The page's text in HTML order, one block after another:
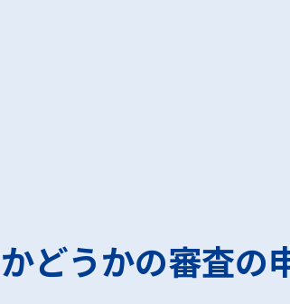
どうかの審査の